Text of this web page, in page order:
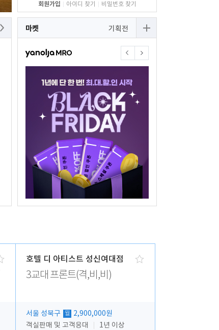
회원가입 아이디 찾기 비밀번호 찾기
마켓 기획전
호텔 디 아티스트 성신여대점
3교대 프론트(격,비,비)
서울 성북구 월
2,900,000원
객실판매 및 고객응대
1년 이상